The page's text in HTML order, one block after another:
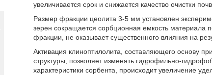
увеличивается срок и снижается качество очистки
Размер фракции цеолита 3-5 мм установлен
зерен сокращается сорбционная емкость
фракции, не оказывает существенного влияния на
Активация клиноптилолита, составляющего основу
структуры, позволяет изменять гидрофильно-
характеристики сорбента, происходит увеличение